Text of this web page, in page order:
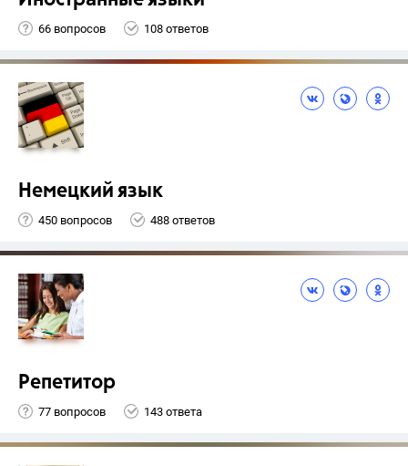
66 вопросов 108 ответов
Немецкий язык
450 вопросов 488 ответов
Репетитор
77 вопросов 143 ответа